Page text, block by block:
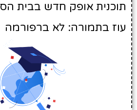
תוכנית אופק חדש בבית
עוז בתמורה: לא ברפורמה